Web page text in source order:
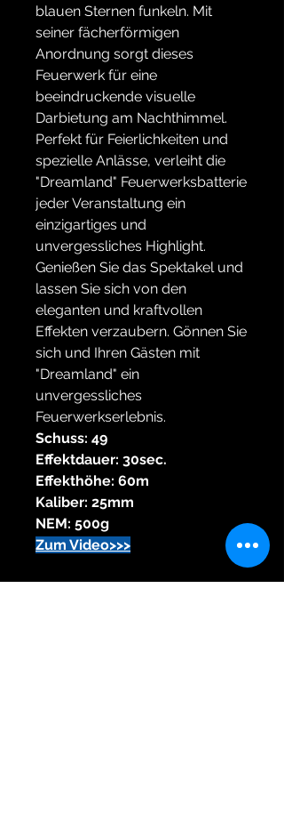
blauen Sternen funkeln. Mit
seiner fächerförmigen
Anordnung sorgt dieses
Feuerwerk für eine
beeindruckende visuelle
Darbietung am Nachthimmel.
Perfekt für Feierlichkeiten und
spezielle Anlässe, verleiht die
"Dreamland" Feuerwerksbatterie
jeder Veranstaltung ein
einzigartiges und
unvergessliches Highlight.
Genießen Sie das Spektakel und
lassen Sie sich von den
eleganten und kraftvollen
Effekten verzaubern. Gönnen Sie
sich und Ihren Gästen mit
"Dreamland" ein
unvergessliches
Feuerwerkserlebnis.
Schuss: 49
Effektdauer: 30sec.
Effekthöhe: 60m
Kaliber: 25mm
NEM: 500g
Zum Video>>>